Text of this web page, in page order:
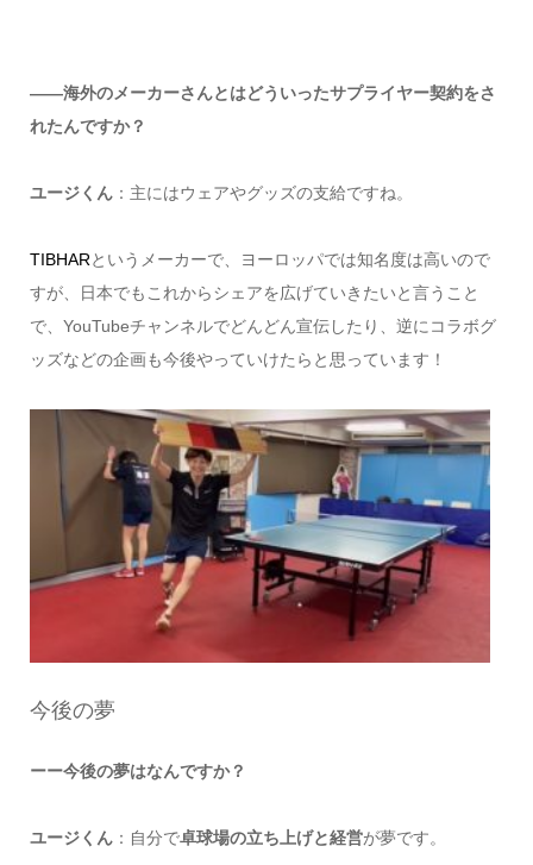
――海外のメーカーさんとはどういったサプライヤー契約をさ
れたんですか？
ユージくん：主にはウェアやグッズの支給ですね。
TIBHARというメーカーで、ヨーロッパでは知名度は高いので
すが、日本でもこれからシェアを広げていきたいと言うこと
で、YouTubeチャンネルでどんどん宣伝したり、逆にコラボグ
ッズなどの企画も今後やっていけたらと思っています！
今後の夢
ーー今後の夢はなんですか？
ユージくん：自分で卓球場の立ち上げと経営が夢です。